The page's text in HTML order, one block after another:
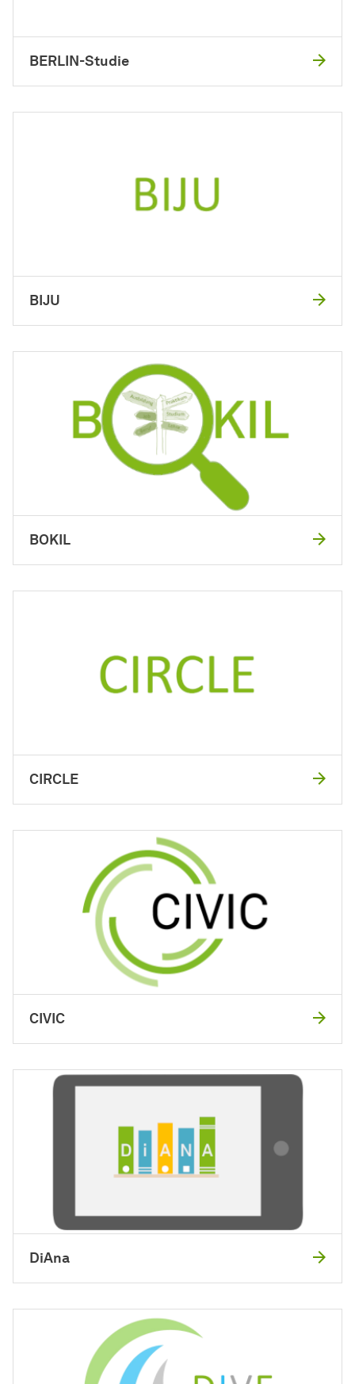
BERLIN-Studie
BIJU
BOKIL
CIRCLE
CIVIC
DiAna